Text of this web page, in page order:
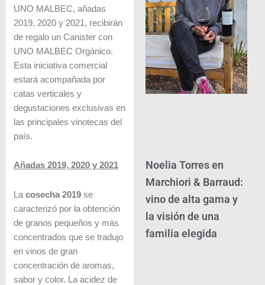
UNO MALBEC, añadas
2019, 2020 y 2021, recibirán
de regalo un Canister con
UNO MALBEC Orgánico.
Esta iniciativa comercial
estará acompañada por
catas verticales y
degustaciones exclusivas en
las principales vinotecas del
país.
Añadas 2019, 2020 y 2021
La cosecha 2019se
caracterizó por la obtención
de granos pequeños y más
concentrados que se tradujo
en vinos de gran
concentración de aromas,
sabor y color. La acidez de
Noelia Torres en
Marchiori & Barraud:
vino de alta gama y
la visión de una
familia elegida